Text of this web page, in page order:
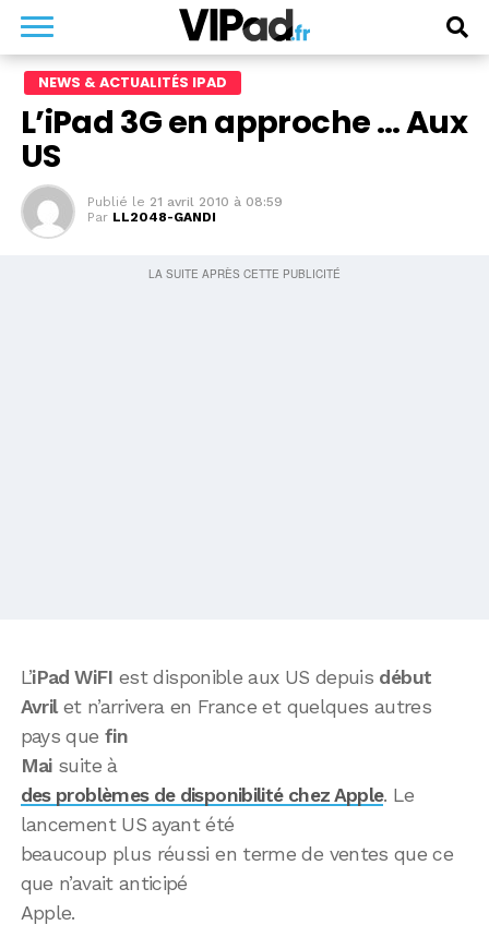
NEWS & ACTUALITÉS IPAD
L’iPad 3G en approche … Aux
US
Publié le 21 avril 2010 à 08:59
Par LL2048-GANDI
L’iPad WiFI est disponible aux US depuis début
Avrilet n’arrivera en France et quelques autres
pays que fin
Maisuite à
des problèmes de disponibilité chez Apple. Le
lancement US ayant été
beaucoup plus réussi en terme de ventes que ce
que n’avait anticipé
Apple.